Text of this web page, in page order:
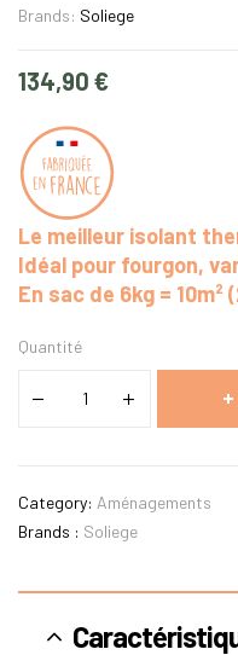
Brands: Soliege
134,90 €
Le meilleur isolant
Idéal pour fourgon,
En sac de 6kg = 10m²
Quantité
Category: Aménagements
Brands : Soliege